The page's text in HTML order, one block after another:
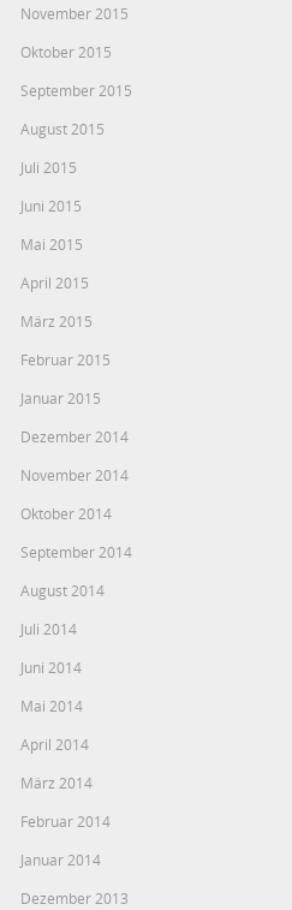
November 2015
Oktober 2015
September 2015
August 2015
Juli 2015
Juni 2015
Mai 2015
April 2015
März 2015
Februar 2015
Januar 2015
Dezember 2014
November 2014
Oktober 2014
September 2014
August 2014
Juli 2014
Juni 2014
Mai 2014
April 2014
März 2014
Februar 2014
Januar 2014
Dezember 2013